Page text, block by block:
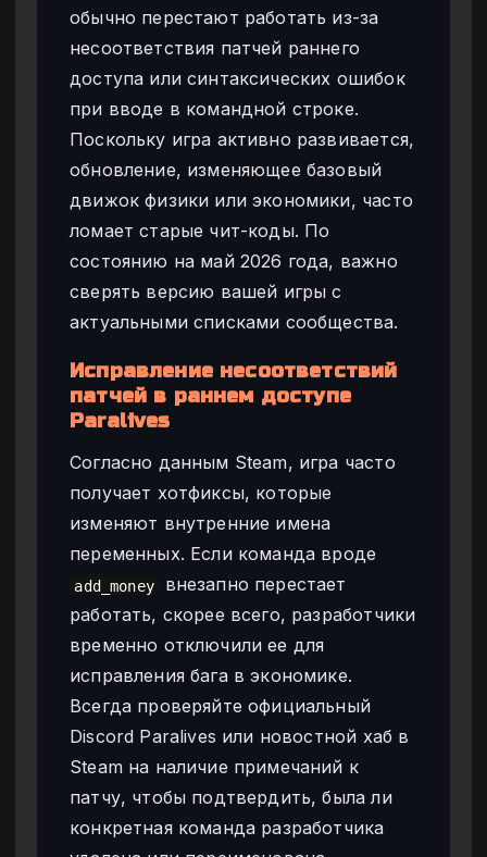
обычно перестают работать из-за
несоответствия патчей раннего
доступа или синтаксических ошибок
при вводе в командной строке.
Поскольку игра активно развивается,
обновление, изменяющее базовый
движок физики или экономики, часто
ломает старые чит-коды. По
состоянию на май 2026 года, важно
сверять версию вашей игры с
актуальными списками сообщества.
Исправление несоответствий
патчей в раннем доступе
Paralives
Согласно данным Steam, игра часто
получает хотфиксы, которые
изменяют внутренние имена
переменных. Если команда вроде
add_money
внезапно перестает
работать, скорее всего, разработчики
временно отключили ее для
исправления бага в экономике.
Всегда проверяйте официальный
Discord Paralives или новостной хаб в
Steam на наличие примечаний к
патчу, чтобы подтвердить, была ли
конкретная команда разработчика